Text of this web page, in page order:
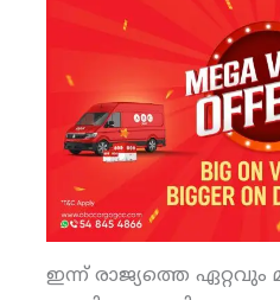
ഇന്ന് രാജ്യത്തെ ഏറ്റവും